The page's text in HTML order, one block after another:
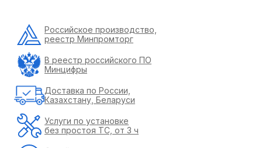
Российское производство,
реестр Минпромторг
В реестр российского ПО
Минцифры
Доставка по России,
Казахстану, Беларуси
Услуги по установке
без простоя ТС, от 3 ч